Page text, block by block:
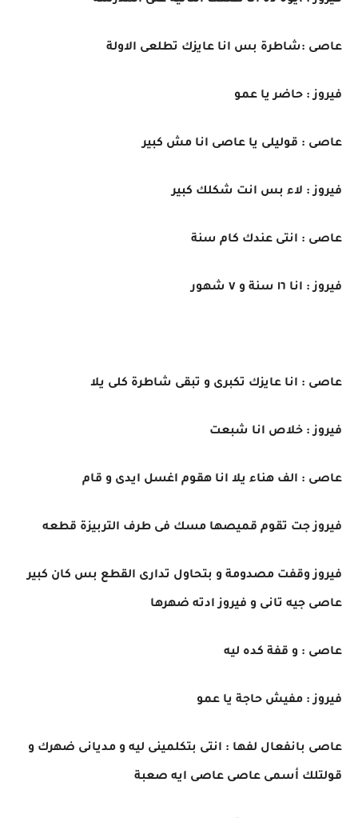
عاصى :شاطرة بس انا عايزك تطلعى الاولة
فيروز : حاضر يا عمو
عاصى : قوليلى يا عاصى انا مش كبير
فيروز : لاء بس انت شكلك كبير
عاصى : انتى عندك كام سنة
فيروز : انا ١٦ سنة و ٧ شهور
عاصى : انا عايزك تكبرى و تبقى شاطرة كلى يلا
فيروز : خلاص انا شبعت
عاصى : الف هناء يلا انا هقوم اغسل ايدى و قام
فيروز جت تقوم قميصها مسك فى طرف التربيزة قطعه
فيروز وقفت مصدومة و بتحاول تدارى القطع بس كان كبير
عاصى جيه تانى و فيروز ادته ضهرها
عاصى : و قفة كده ليه
فيروز : مفيش حاجة يا عمو
عاصى بانفعال لفها : انتى بتكلمينى ليه و مديانى ضهرك و
قولتلك أسمى عاصى عاصى ايه صعبة